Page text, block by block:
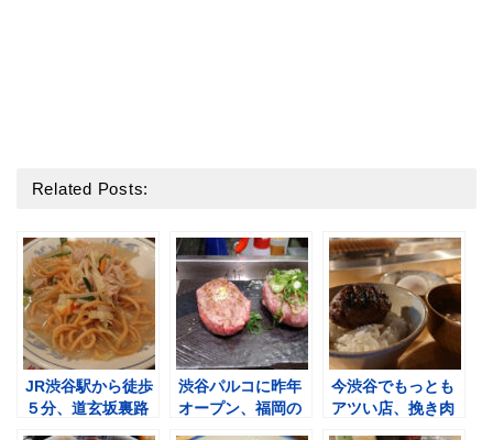
Related Posts:
JR渋谷駅から徒歩
５分、道玄坂裏路
渋谷パルコに昨年
オープン、福岡の
今渋谷でもっとも
アツい店、挽き肉